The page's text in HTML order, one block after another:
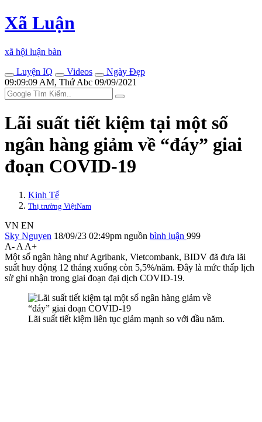
Xã Luận
xã hội luận bàn
Luyện IQ
Videos
Ngày Đẹp
09:09:09 AM, Thứ Abc 09/09/2021
Lãi suất tiết kiệm tại một số
ngân hàng giảm về “đáy” giai
đoạn COVID-19
Kinh Tế
Thị trường ViệtNam
VN EN
Sky Nguyen 18/09/23 02:49pm nguồn bình luận 999
A- A A+
Một số ngân hàng như Agribank, Vietcombank, BIDV đã đưa lãi
suất huy động 12 tháng xuống còn 5,5%/năm. Đây là mức thấp lịch
sử ghi nhận trong giai đoạn đại dịch COVID-19.
Lãi suất tiết kiệm liên tục giảm mạnh so với đầu năm.